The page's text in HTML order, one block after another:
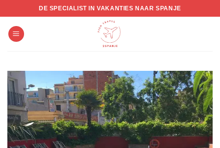
to
content
DE SPECIALIST IN VAKANTIES NAAR SPANJE